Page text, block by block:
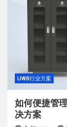
UWB行业方案
如何便捷管
决方案